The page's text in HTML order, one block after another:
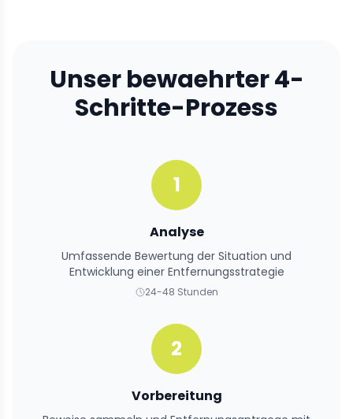
Unser bewaehrter 4-
Schritte-Prozess
1
Analyse
Umfassende Bewertung der Situation und
Entwicklung einer Entfernungsstrategie
24-48 Stunden
2
Vorbereitung